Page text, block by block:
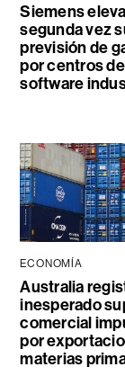
Siemens
segunda vez
previsión de
por centros
software
ECONOMÍA
Australia
inesperado
comercial
por
materias